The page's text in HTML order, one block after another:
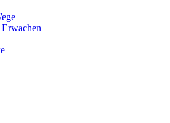
Erwachen